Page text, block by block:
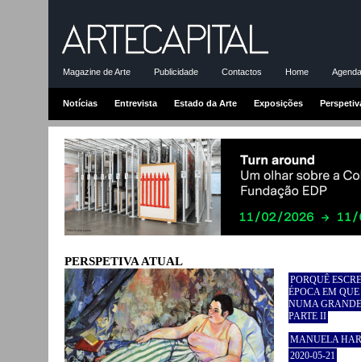
Magazine de Arte Publicidade Contactos Home
Notícias Entrevista Estado da Arte Exposições
PERSPETIVA ATUAL
PORQUÊ
ÉPOCA EM
NUMA
PARTE II
MANUELA
2020-05-21